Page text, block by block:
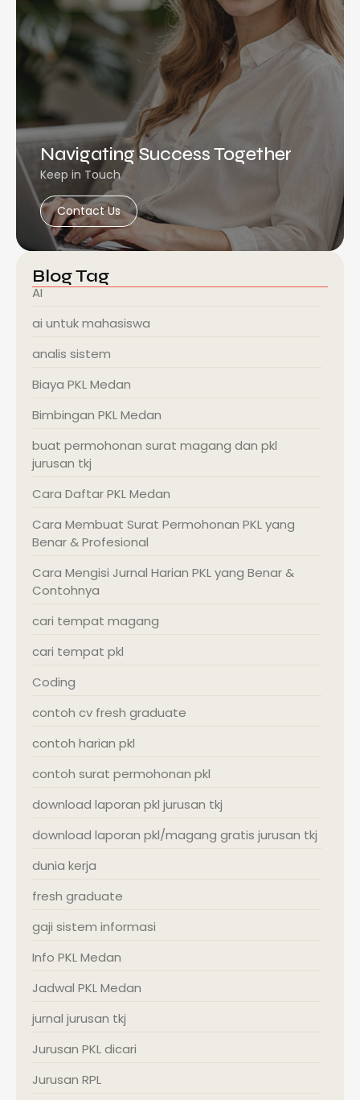
Navigating Success Together
Keep in Touch
Contact Us
Blog Tag
AI
ai untuk mahasiswa
analis sistem
Biaya PKL Medan
Bimbingan PKL Medan
buat permohonan surat magang dan pkl
jurusan tkj
Cara Daftar PKL Medan
Cara Membuat Surat Permohonan PKL yang
Benar & Profesional
Cara Mengisi Jurnal Harian PKL yang Benar &
Contohnya
cari tempat magang
cari tempat pkl
Coding
contoh cv fresh graduate
contoh harian pkl
contoh surat permohonan pkl
download laporan pkl jurusan tkj
download laporan pkl/magang gratis jurusan tkj
dunia kerja
fresh graduate
gaji sistem informasi
Info PKL Medan
Jadwal PKL Medan
jurnal jurusan tkj
Jurusan PKL dicari
Jurusan RPL